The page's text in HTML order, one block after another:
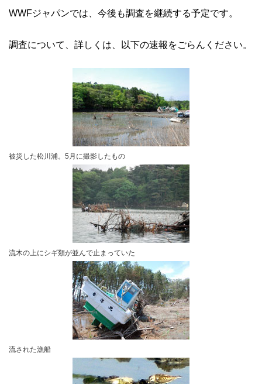
WWFジャパンでは、今後も調査を継続する予定です。
調査について、詳しくは、以下の速報をごらんください。
被災した松川浦。5月に撮影したもの
流木の上にシギ類が並んで止まっていた
流された漁船